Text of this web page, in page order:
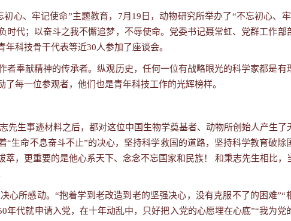
心、牢记使命”主题教育， 7月 19 日，动物研究所举办了“不忘初心、
代；以奋斗之我不懈追梦，不辱使命。党委书记聂常虹、党群工作部
年科技骨干代表等近30人参加了座谈会。
奉献精神的传承者。纵观历史，任何一位有战略眼光的科学家都是有
每一位参观者，他们也是青年科技工作的光辉榜样。
生事迹材料之后，都对这位中国生物学奠基者、动物所创始人产生了
生命不息奋斗不止”的决心，坚持科学救国的道路，坚持科学教育破除
，更重要的是他心系天下、念念不忘国家和民族！
和秉志先生相比，
所感动。“抱着学到老改造到老的坚强决心，没有克服不了的困难”“
年代就申请入党，在十年动乱中，只好把入党的心愿埋在心底”“我为党